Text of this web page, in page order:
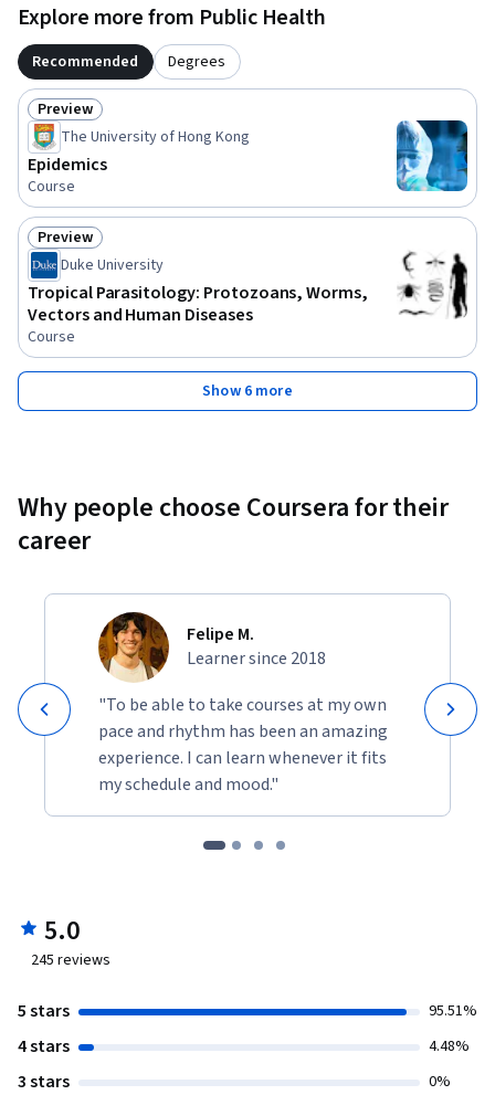
Explore more from Public Health
Recommended Degrees
Status: Preview
Preview
The University of Hong Kong
Epidemics
Course
Status: Preview
Preview
Duke University
Tropical Parasitology: Protozoans, Worms,
Vectors and Human Diseases
Course
Show 6 more
Why people choose Coursera for their
career
Felipe M.
Learner since 2018
"To be able to take courses at my own
pace and rhythm has been an amazing
experience. I can learn whenever it fits
my schedule and mood."
5.0
245 reviews
5 stars 95.51%
4 stars 4.48%
3 stars 0%